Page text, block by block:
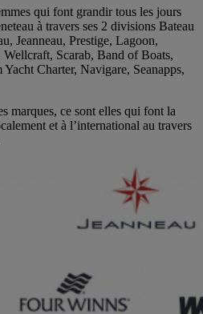
qui font grandir tous les jours
à travers ses 2 divisions Bateau
Jeanneau, Prestige, Lagoon,
Scarab, Band of Boats,
Charter, Navigare, Seanapps,
marques, ce sont elles qui font la
et à l’international au travers